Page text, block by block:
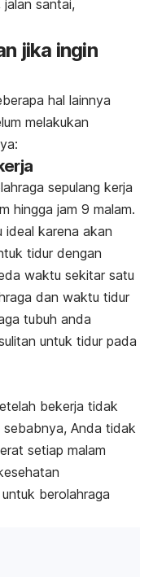
jalan santai,
jika ingin
hal lainnya
melakukan
sepulang kerja
hingga jam 9 malam.
ideal karena akan
tidur dengan
waktu sekitar satu
dan waktu tidur
tubuh anda
untuk tidur pada
bekerja tidak
Anda tidak
setiap malam
berolahraga